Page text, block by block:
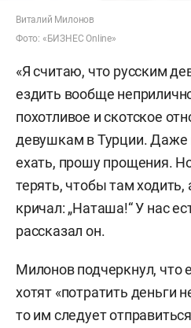
Виталий Милонов
Фото: «БИЗНЕС Online»
«Я считаю, что русским
ездить вообще
похотливое и скотское
девушкам в Турции. Даже
ехать, прошу прощения.
терять, чтобы там ходить,
кричал: „Наташа!“ У нас
рассказал он.
Милонов подчеркнул, что
хотят «потратить деньги
то им следует